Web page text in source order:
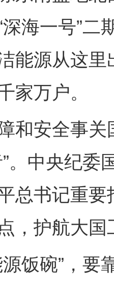
海一号”二
能源从这
家万户。
安全事关
。中央纪
总书记重
，护航大
碗”，要靠